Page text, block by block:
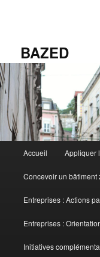
BAZED
principal
Accueil Appliquer
Concevoir un bâtiment
Entreprises : Actions
Entreprises :
Initiatives